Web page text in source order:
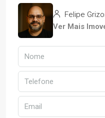
Felipe
Ver Mais